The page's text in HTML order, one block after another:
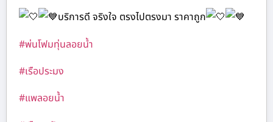
บริการดี จริงใจ ตรงไปตรงมา ราคาถูก
#พ่นโฟมทุ่นลอยน้ำ
#เรือประมง
#แพลอยน้ำ